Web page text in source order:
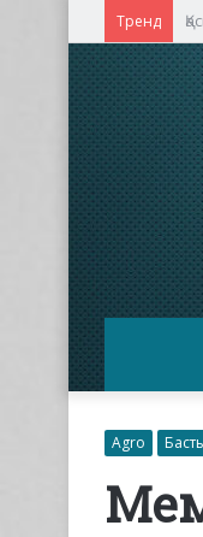
Тренд
Agro